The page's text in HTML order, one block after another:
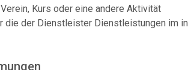
Kurs oder eine andere Aktivität
die der Dienstleister Dienstleistungen im in